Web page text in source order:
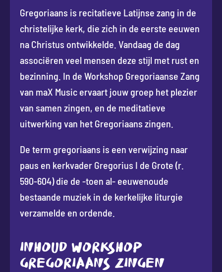
Gregoriaans is recitatieve Latijnse zang in de
christelijke kerk, die zich in de eerste eeuwen
na Christus ontwikkelde. Vandaag de dag
associëren veel mensen deze stijl met rust en
bezinning. In de Workshop Gregoriaanse Zang
van maX Music ervaart jouw groep het plezier
van samen zingen, en de meditatieve
uitwerking van het Gregoriaans zingen.
De term gregoriaans is een verwijzing naar
paus en kerkvader Gregorius I de Grote (r.
590-604) die de -toen al- eeuwenoude
bestaande muziek in de kerkelijke liturgie
verzamelde en ordende.
INHOUD WORKSHOP
GREGORIAANS ZINGEN